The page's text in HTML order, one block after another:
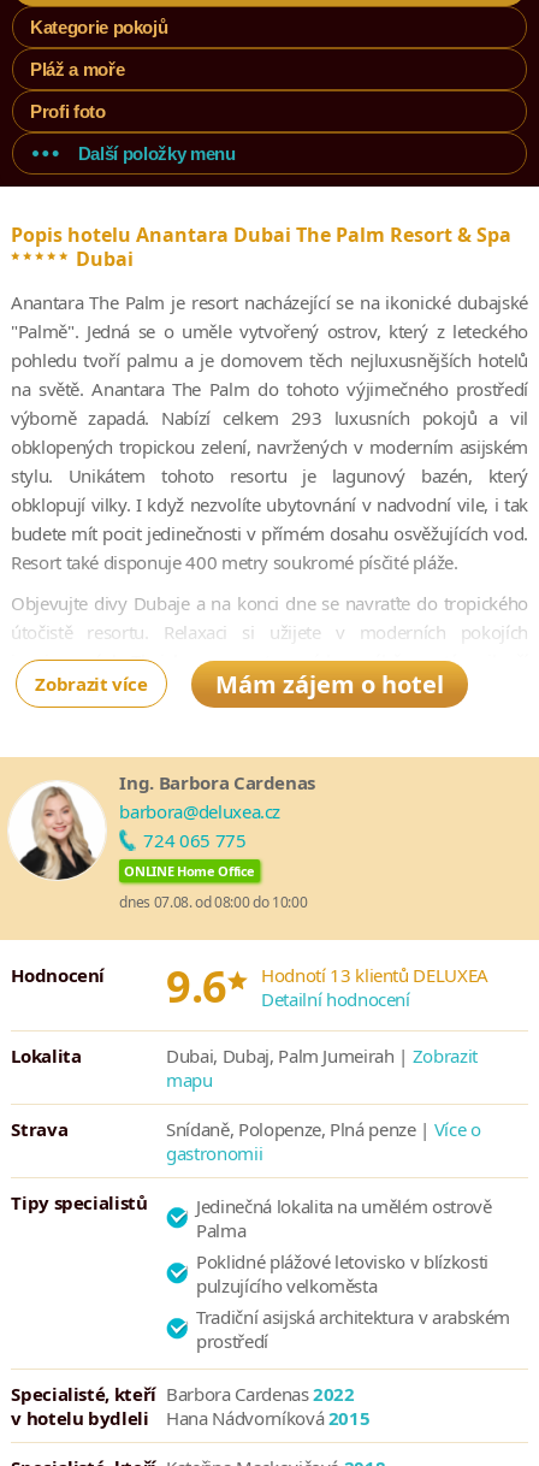
Kategorie pokojů
Pláž a moře
Profi foto
Další položky menu
Popis hotelu Anantara Dubai The Palm Resort & Spa
***** Dubai
Anantara The Palm je resort nacházející se na ikonické dubajské
"Palmě". Jedná se o uměle vytvořený ostrov, který z leteckého
pohledu tvoří palmu a je domovem těch nejluxusnějších hotelů
na světě. Anantara The Palm do tohoto výjimečného prostředí
výborně zapadá. Nabízí celkem 293 luxusních pokojů a vil
obklopených tropickou zelení, navržených v moderním asijském
stylu. Unikátem tohoto resortu je lagunový bazén, který
obklopují vilky. I když nezvolíte ubytovnání v nadvodní vile, i tak
budete mít pocit jedinečnosti v přímém dosahu osvěžujících vod.
Resort také disponuje 400 metry soukromé písčité pláže.
Objevujte divy Dubaje a na konci dne se navraťte do tropického
útočistě resortu. Relaxaci si užijete v moderních pokojích
inspirovaných Thajskem, v restauracích s výběrem té nejlepší
mezinárodní kuchyně nebo v luxusních lázních Anantara Spa.
Mezinárodního letiště v Dubaji. S pevninou je hotel spojen 300
metrů dlouhým mostem, křídlo spojuje s palmou podmořský
tunel. V těsné blízkosti resortu je k dispozici mnoho aktivit,
například vodní park v Dubai Marina. Snadno přístupné jsou i
další restaurace a obchody lemující pláž Jumeirah.
Zobrazit více Mám zájem o hotel
Ing. Barbora Cardenas
barbora@deluxea.cz
724 065 775
ONLINE Home Office
dnes 07.08. od 08:00 do 10:00
Hodnocení 9.6* Hodnotí 13 klientů DELUXEA
Detailní hodnocení
Lokalita Dubai, Dubaj, Palm Jumeirah | Zobrazit
mapu
Strava Snídaně, Polopenze, Plná penze | Více o
gastronomii
Tipy specialistů
Jedinečná lokalita na umělém ostrově
Palma
Poklidné plážové letovisko v blízkosti
pulzujícího velkoměsta
Tradiční asijská architektura v arabském
prostředí
Specialisté, kteří
v hotelu bydleli
Barbora Cardenas2022
Hana Nádvorníková2015